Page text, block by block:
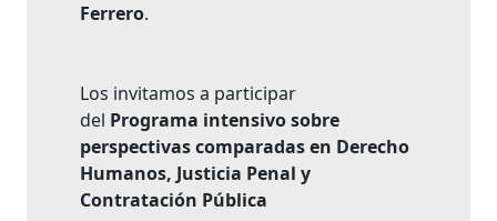
Ferrero.
Los invitamos a participar
del Programa intensivo sobre
perspectivas comparadas en Derecho
Humanos, Justicia Penal y
Contratación Pública